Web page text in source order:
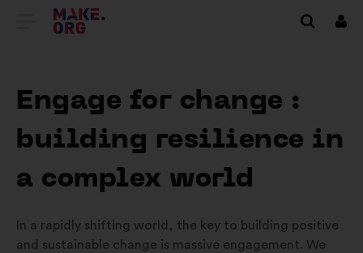
DIRECȚIONARE
PRIMA
PAGINĂ
A
SITE-
MAKE.ORG
Engage for change :
building resilience in
a complex world
In a rapidly shifting world, the key to building positive
and sustainable change is massive engagement. We